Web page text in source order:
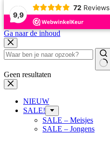
9,9
72 Reviews
Ga naar de inhoud
Geen resultaten
NIEUW
SALE!
SALE – Meisjes
SALE – Jongens